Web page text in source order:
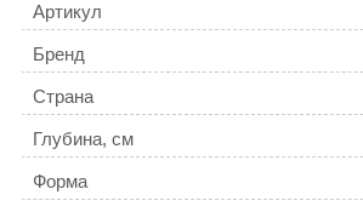
Артикул
Бренд
Страна
Глубина, см
Форма